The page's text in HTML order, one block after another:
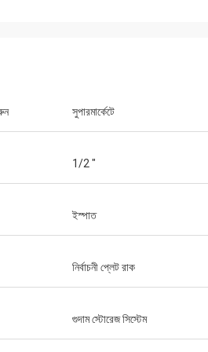
সুপারমার্কেটে
1/2 "
ইস্পাত
নির্বাচনী প্লেট রাক
গুদাম স্টোরেজ সিস্টেম